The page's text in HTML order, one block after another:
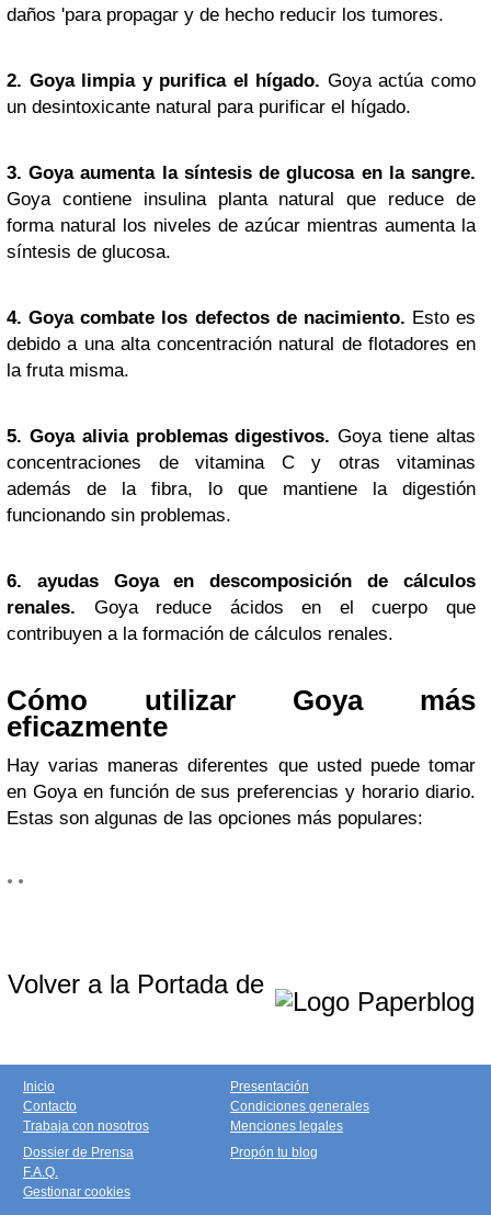
daños 'para propagar y de hecho reducir los tumores.
2. Goya limpia y purifica el hígado. Goya actúa como
un desintoxicante natural para purificar el hígado.
3. Goya aumenta la síntesis de glucosa en la sangre.
Goya contiene insulina planta natural que reduce de
forma natural los niveles de azúcar mientras aumenta la
síntesis de glucosa.
4. Goya combate los defectos de nacimiento. Esto es
debido a una alta concentración natural de flotadores en
la fruta misma.
5. Goya alivia problemas digestivos. Goya tiene altas
concentraciones de vitamina C y otras vitaminas
además de la fibra, lo que mantiene la digestión
funcionando sin problemas.
6. ayudas Goya en descomposición de cálculos
renales. Goya reduce ácidos en el cuerpo que
contribuyen a la formación de cálculos renales.
Cómo utilizar Goya más
eficazmente
Hay varias maneras diferentes que usted puede tomar
en Goya en función de sus preferencias y horario diario.
Estas son algunas de las opciones más populares:
Volver a la Portada de
Inicio
Contacto
Trabaja con nosotros
Presentación
Condiciones generales
Menciones legales
Dossier de Prensa
F.A.Q.
Gestionar cookies
Propón tu blog